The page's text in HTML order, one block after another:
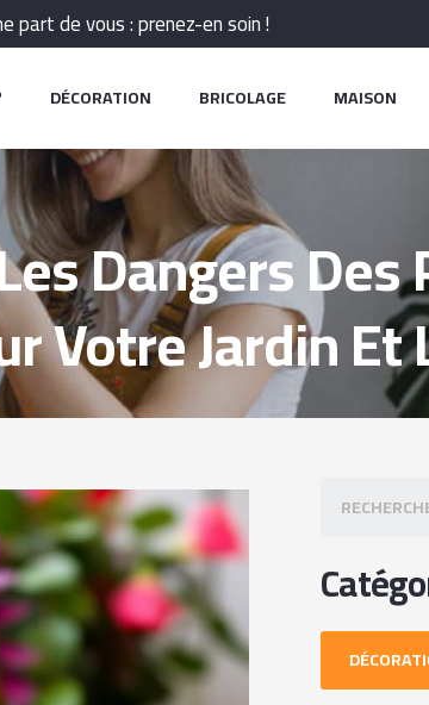
part de vous : prenez-en soin !
DÉCORATION BRICOLAGE MAISON
Dangers Des
Votre Jardin Et